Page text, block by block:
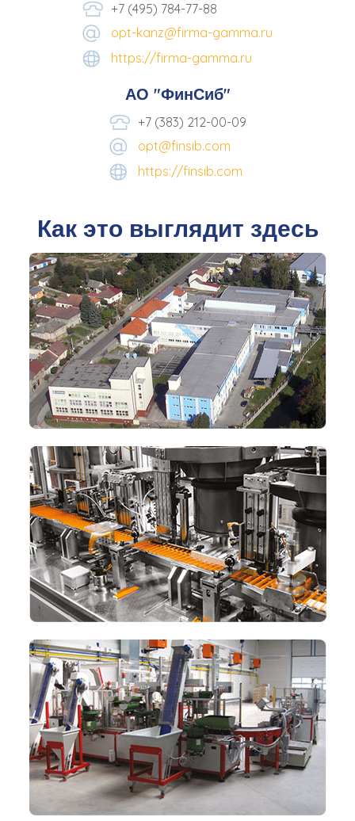
+7 (495) 784-77-88
opt-kanz@firma-gamma.ru
https://firma-gamma.ru
АО "ФинСиб"
+7 (383) 212-00-09
opt@finsib.com
https://finsib.com
Как это выглядит здесь